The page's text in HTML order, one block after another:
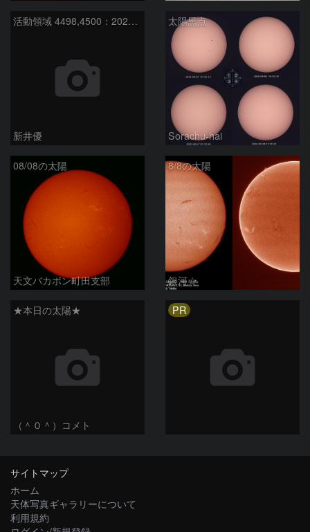
活動領域 4498,4500：2026/08/08
新井優
太陽黒点
Sorachu-hai
08/08の太陽
天文バカボン町田支部
8/8の太陽
銀河☆
★本日の太陽★
（＾０＾）コメト
PR
サイトマップ
ホーム
天体写真ギャラリーについて
利用規約